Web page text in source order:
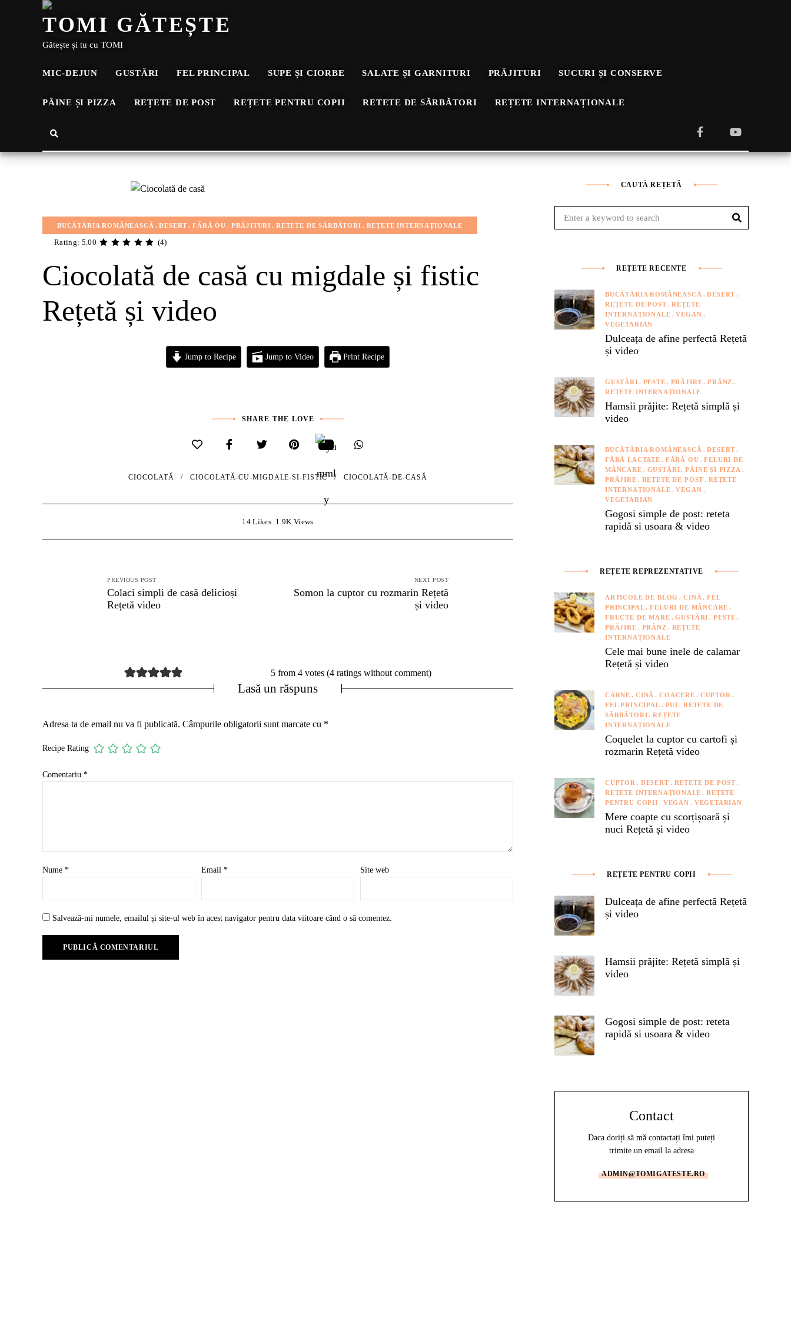
TOMI GĂTEȘTE
Gătește și tu cu TOMI
MIC-DEJUN GUSTĂRI FEL PRINCIPAL SUPE ȘI CIORBE SALATE ȘI GARNITURI PRĂJITURI SUCURI ȘI CONSERVE
PÂINE ȘI PIZZA REȚETE DE POST REȚETE PENTRU COPII RETETE DE SĂRBĂTORI REȚETE INTERNAȚIONALE
BUCĂTĂRIA ROMÂNEASCĂ DESERT FĂRĂ OU PRĂJITURI RETETE DE SĂRBĂTORI REȚETE INTERNAȚIONALE
Rating: 5.00 (4)
Ciocolată de casă cu migdale și fistic
Rețetă și video
Jump to Recipe Jump to Video Print Recipe
SHARE THE LOVE
CIOCOLATĂ CIOCOLATĂ-CU-MIGDALE-SI-FISTIC CIOCOLATĂ-DE-CASĂ
14 Likes 1.9K Views
PREVIOUS POST
Colaci simpli de casă delicioși
Rețetă video
NEXT POST
Somon la cuptor cu rozmarin Rețetă
și video
5 from 4 votes (4 ratings without comment)
Lasă un răspuns
Adresa ta de email nu va fi publicată. Câmpurile obligatorii sunt marcate cu *
Recipe Rating
Comentariu *
Nume * Email * Site web
Salvează-mi numele, emailul și site-ul web în acest navigator pentru data viitoare când o să comentez.
CAUTĂ REȚETĂ
REȚETE RECENTE
BUCĂTĂRIA ROMÂNEASCĂ
DESERT
REȚETE DE POST
REȚETE
INTERNAȚIONALE
VEGAN
VEGETARIAN
Dulceața de afine perfectă Rețetă
și video
GUSTĂRI PESTE PRĂJIRE
PRÂNZ
REȚETE INTERNAȚIONALE
Hamsii prăjite: Rețetă simplă și
video
BUCĂTĂRIA ROMÂNEASCĂ
DESERT
FĂRĂ LACTATE
FĂRĂ OU
FELURI DE
MÂNCARE
GUSTĂRI
PÂINE ȘI PIZZA
PRĂJIRE
REȚETE DE POST
REȚETE
INTERNAȚIONALE
VEGAN
VEGETARIAN
Gogosi simple de post: reteta
rapidă si usoara & video
REȚETE REPREZENTATIVE
ARTICOLE DE BLOG CINĂ
FEL
PRINCIPAL
FELURI DE MÂNCARE
FRUCTE DE MARE
GUSTĂRI
PESTE
PRĂJIRE
PRÂNZ
REȚETE
INTERNAȚIONALE
Cele mai bune inele de calamar
Rețetă și video
CARNE CINĂ COACERE
CUPTOR
FEL PRINCIPAL
PUI
RETETE DE
SĂRBĂTORI
REȚETE
INTERNAȚIONALE
Coquelet la cuptor cu cartofi și
rozmarin Rețetă video
CUPTOR DESERT
REȚETE DE POST
REȚETE INTERNAȚIONALE
REȚETE
PENTRU COPII
VEGAN VEGETARIAN
Mere coapte cu scorțișoară și
nuci Rețetă și video
REȚETE PENTRU COPII
Dulceața de afine perfectă Rețetă
și video
Hamsii prăjite: Rețetă simplă și
video
Gogosi simple de post: reteta
rapidă si usoara & video
Contact
Daca doriți să mă contactați îmi puteți
trimite un email la adresa
ADMIN@TOMIGATESTE.RO